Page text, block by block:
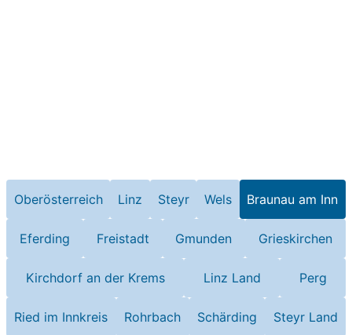
Oberösterreich Linz Steyr Wels Braunau am Inn
Eferding Freistadt Gmunden Grieskirchen
Kirchdorf an der Krems Linz Land Perg
Ried im Innkreis Rohrbach Schärding Steyr Land